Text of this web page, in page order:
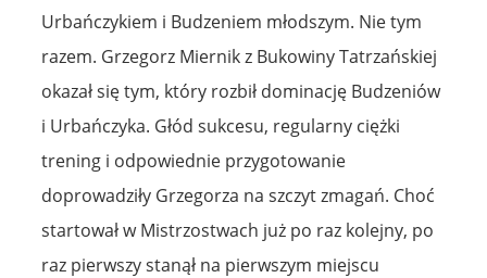
Urbańczykiem i Budzeniem młodszym. Nie tym
razem. Grzegorz Miernik z Bukowiny Tatrzańskiej
okazał się tym, który rozbił dominację Budzeniów
i Urbańczyka. Głód sukcesu, regularny ciężki
trening i odpowiednie przygotowanie
doprowadziły Grzegorza na szczyt zmagań. Choć
startował w Mistrzostwach już po raz kolejny, po
raz pierwszy stanął na pierwszym miejscu